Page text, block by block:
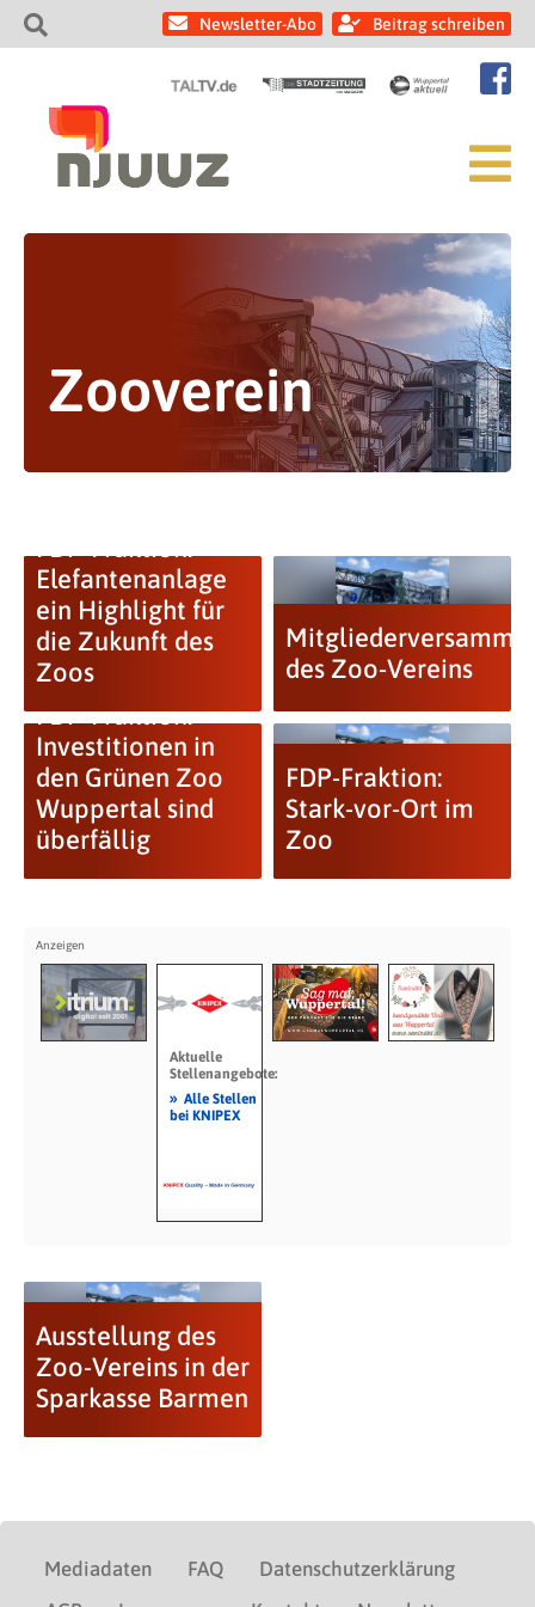
Newsletter-Abo Beitrag schreiben
Zooverein
Elefantenanlage
ein Highlight für
die Zukunft des
Zoos
des Zoo-Vereins
FDP-Fraktion:
Investitionen in
den Grünen Zoo
Wuppertal sind
überfällig
FDP-Fraktion:
Stark-vor-Ort im
Zoo
Aktuelle
Stellenangebote:
» Alle Stellen
bei KNIPEX
Ausstellung des
Zoo-Vereins in der
Sparkasse Barmen
Mediadaten FAQ
Datenschutzerklärung